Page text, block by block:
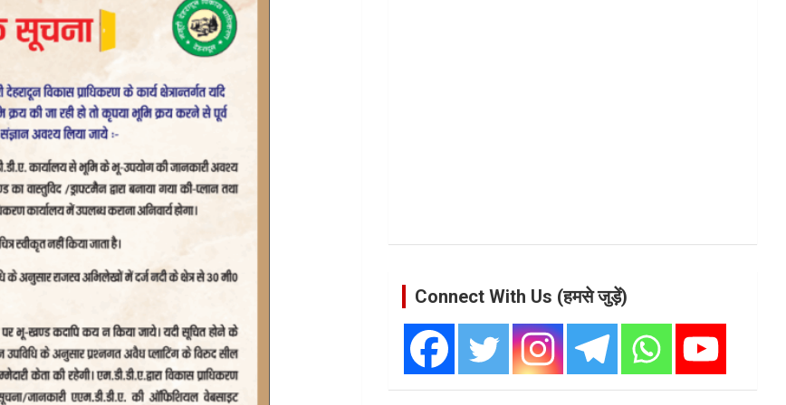
Connect With Us (हमसे जुड़ें)